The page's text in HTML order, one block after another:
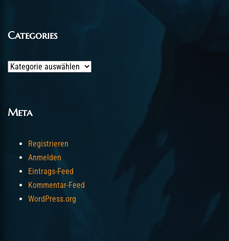
Categories
Categories
Meta
Registrieren
Anmelden
Eintrags-Feed
Kommentar-Feed
WordPress.org